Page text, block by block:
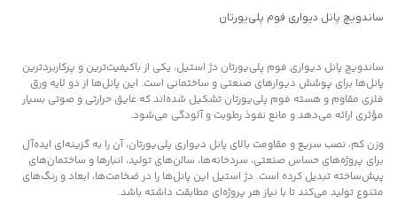
ساندویچ پانل دیواری فوم پلی‌یورتان
ساندویچ پانل دیواری فوم پلی‌یورتان دژ استیل، یکی از باکیفیت‌ترین و پرکاربردترین
پانل‌ها برای پوشش دیوارهای صنعتی و ساختمانی است. این پانل‌ها از دو لایه ورق
فلزی مقاوم و هسته فوم پلی‌یورتان تشکیل شده‌اند که عایق حرارتی و صوتی بسیار
مؤثری ارائه می‌دهد و مانع نفوذ رطوبت و آلودگی می‌شود.
وزن کم، نصب سریع و مقاومت بالای پانل دیواری پلی‌یورتان، آن را به گزینه‌ای ایده‌آل
برای پروژه‌های حساس صنعتی، سردخانه‌ها، سالن‌های تولید، انبارها و ساختمان‌های
پیش‌ساخته تبدیل کرده است. دژ استیل این پانل‌ها را در ضخامت‌ها، ابعاد و رنگ‌های
متنوع تولید می‌کند تا با نیاز هر پروژه‌ای مطابقت داشته باشد.